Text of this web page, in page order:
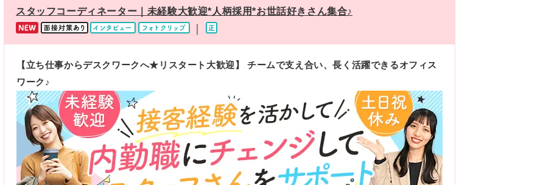
スタッフコーディネーター｜未経験大歓迎*人柄採用*お世話好きさん集合♪
【立ち仕事からデスクワークへ★リスタート大歓迎】 チームで支え合い、長く活躍できるオフィス
ワーク♪